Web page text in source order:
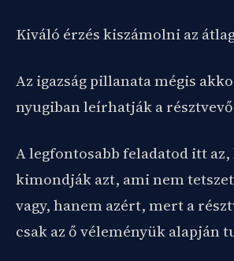
Kiváló érzés kiszámolni az
Az igazság pillanata mégis
nyugiban leírhatják a
A legfontosabb feladatod itt
kimondják azt, ami nem
vagy, hanem azért, mert a
csak az ő véleményük alapján